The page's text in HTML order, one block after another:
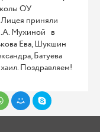
ОУ
приняли
Мухиной в
Ева, Шукшин
Батуева
Поздравляем!